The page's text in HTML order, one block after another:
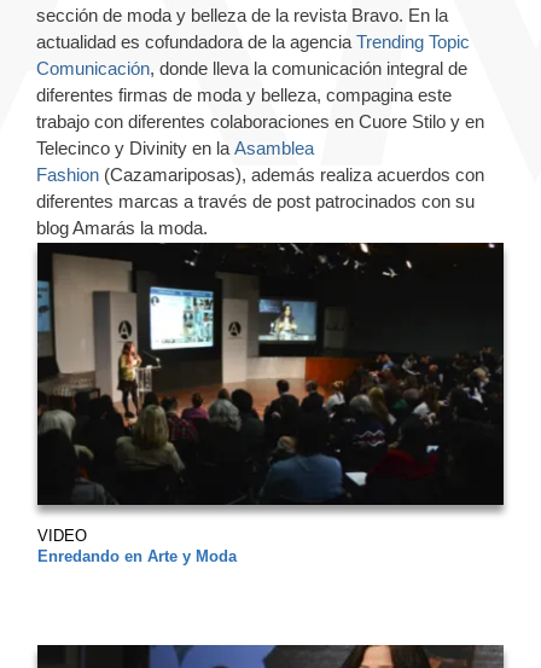
sección de moda y belleza de la revista Bravo. En la
actualidad es cofundadora de la agencia Trending Topic
Comunicación, donde lleva la comunicación integral de
diferentes firmas de moda y belleza, compagina este
trabajo con diferentes colaboraciones en Cuore Stilo y en
Telecinco y Divinity en la Asamblea
Fashion (Cazamariposas), además realiza acuerdos con
diferentes marcas a través de post patrocinados con su
blog Amarás la moda.
VIDEO
Enredando en Arte y Moda